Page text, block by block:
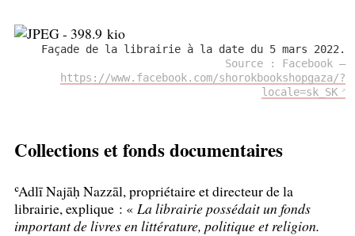
Façade de la librairie à la date du 5 mars 2022.
Source : Facebook —
https://www.facebook.com/shorokbookshopgaza/?
locale=sk_SK
Collections et fonds documentaires
ʿAdlī Najāḥ Nazzāl, propriétaire et directeur de la
librairie, explique : « La librairie possédait un fonds
important de livres en littérature, politique et religion.